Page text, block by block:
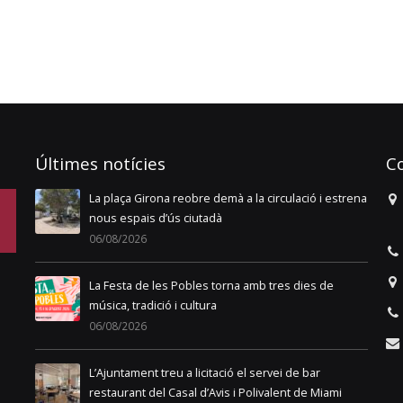
Últimes notícies
La Fira de Mont-roig del Camp tanca una 143a edició
marcada per la gran participació ciutadana
04/08/2026
La línia de bus municipal modifica els horaris a
partir del 4 d’agost per les obres de la nova rotonda
d’accés
La 143a Fira de Mont-roig del Camp dona el tret de